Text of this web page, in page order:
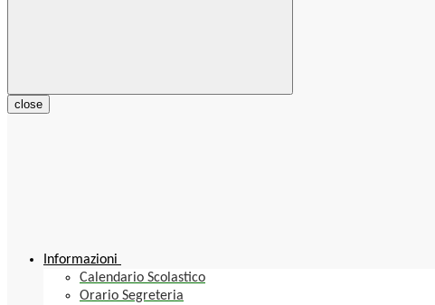
close
Informazioni
Calendario Scolastico
Orario Segreteria